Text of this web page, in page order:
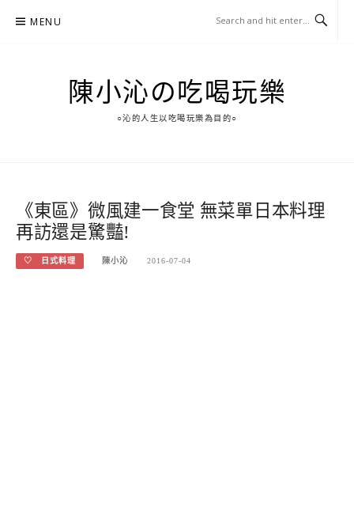
MENU
陳小沁の吃喝玩樂
○沁的人生以吃喝玩樂為目的○
《東區》微風建一食堂 無菜單日本料理
再訪還是驚豔!
♡ 日式料理 陳小沁 2016-07-04